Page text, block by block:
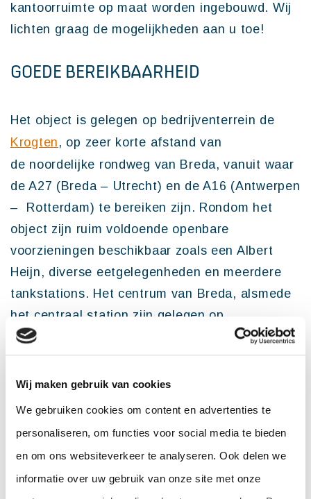
Wij maken gebruik van cookies
We gebruiken cookies om content en advertenties te
personaliseren, om functies voor social media te bieden
en om ons websiteverkeer te analyseren. Ook delen we
informatie over uw gebruik van onze site met onze
kantoorruimte op maat worden ingebouwd. Wij
lichten graag de mogelijkheden aan u toe!
GOEDE BEREIKBAARHEID
Het object is gelegen op bedrijventerrein de
Krogten , op zeer korte afstand van
de noordelijke rondweg van Breda, vanuit waar
de A27 (Breda – Utrecht) en de A16 (Antwerpen
– Rotterdam) te bereiken zijn. Rondom het
object zijn ruim voldoende openbare
voorzieningen beschikbaar zoals een Albert
Heijn, diverse eetgelegenheden en meerdere
tankstations. Het centrum van Breda, alsmede
het centraal station zijn gelegen op
loopafstand.
Graag nodigenwiju uit voor een bezichtiging.
OPPERVLAKTE